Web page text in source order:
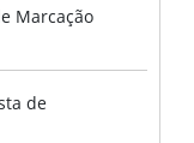
Marcação
de